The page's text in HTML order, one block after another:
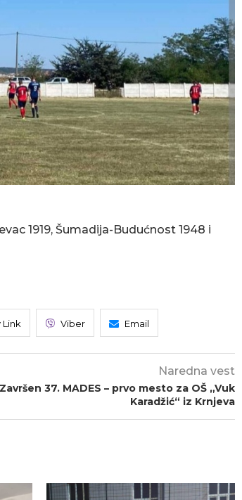
1919, Šumadija-Budućnost 1948 i
Link Viber Email
Naredna vest
Završen 37. MADES – prvo mesto za OŠ „Vuk
Karadžić“ iz Krnjeva